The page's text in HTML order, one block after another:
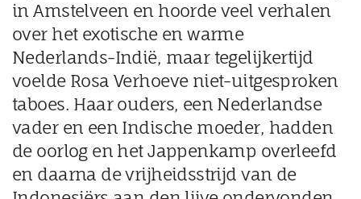
in Amstelveen en hoorde veel verhalen
over het exotische en warme
Nederlands-Indië, maar tegelijkertijd
voelde Rosa Verhoeve niet-uitgesproken
taboes. Haar ouders, een Nederlandse
vader en een Indische moeder, hadden
de oorlog en het Jappenkamp overleefd
en daarna de vrijheidsstrijd van de